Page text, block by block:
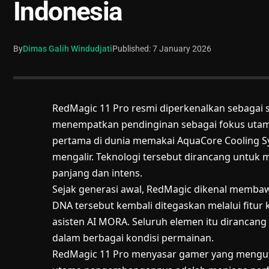
Indonesia
ByDimas Galih WindudjatiPublished: 7 January 2026
RedMagic 11 Pro resmi diperkenalkan
menempatkan pendinginan sebagai fokus
pertama di dunia memakai AquaCore Cooling
mengalir. Teknologi tersebut dirancang untuk
panjang dan intens.
Sejak generasi awal, RedMagic dikenal
DNA tersebut kembali ditegaskan melalui fitur
asisten AI MORA. Seluruh elemen itu
dalam berbagai kondisi permainan.
RedMagic 11 Pro menyasar gamer yang